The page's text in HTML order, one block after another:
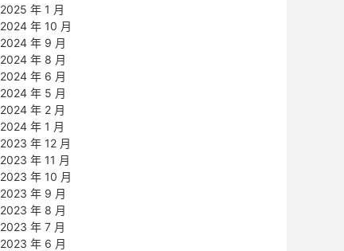
2025 年 1 月
2024 年 10 月
2024 年 9 月
2024 年 8 月
2024 年 6 月
2024 年 5 月
2024 年 2 月
2024 年 1 月
2023 年 12 月
2023 年 11 月
2023 年 10 月
2023 年 9 月
2023 年 8 月
2023 年 7 月
2023 年 6 月